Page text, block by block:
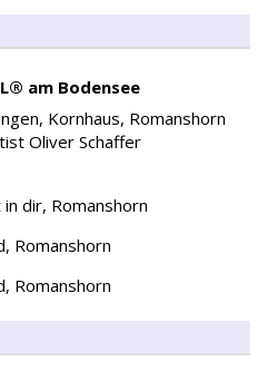
am Bodensee
Kornhaus, Romanshorn
Oliver Schaffer
dir, Romanshorn
Romanshorn
Romanshorn